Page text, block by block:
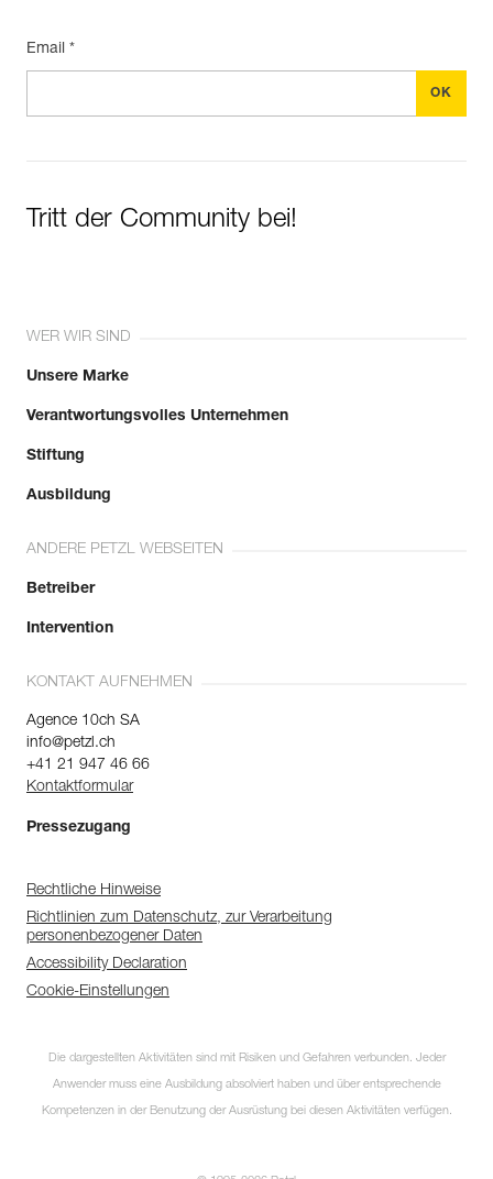
Email *
Tritt der Community bei!
WER WIR SIND
Unsere Marke
Verantwortungsvolles Unternehmen
Stiftung
Ausbildung
ANDERE PETZL WEBSEITEN
Betreiber
Intervention
KONTAKT AUFNEHMEN
Agence 10ch SA
info@petzl.ch
+41 21 947 46 66
Kontaktformular
Pressezugang
Rechtliche Hinweise
Richtlinien zum Datenschutz, zur Verarbeitung
personenbezogener Daten
Accessibility Declaration
Cookie-Einstellungen
Die dargestellten Aktivitäten sind mit Risiken und Gefahren verbunden. Jeder
Anwender muss eine Ausbildung absolviert haben und über entsprechende
Kompetenzen in der Benutzung der Ausrüstung bei diesen Aktivitäten verfügen.